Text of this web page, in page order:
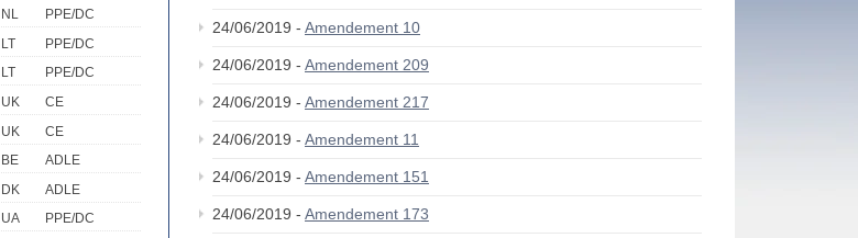
NL
PPE/DC
LT
PPE/DC
LT
PPE/DC
UK
CE
UK
CE
BE
ADLE
DK
ADLE
UA
PPE/DC
24/06/2019 - Amendement 10
24/06/2019 - Amendement 209
24/06/2019 - Amendement 217
24/06/2019 - Amendement 11
24/06/2019 - Amendement 151
24/06/2019 - Amendement 173